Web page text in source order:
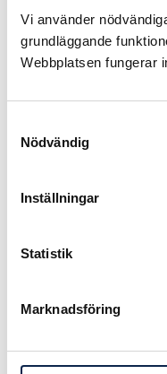
Vi använder
grundläggande
Webbplatsen fungerar
Nödvändig
Inställningar
Statistik
Marknadsföring
Svenska
att stärka
inflytande.
Här kan du
nominerat till
Publicerad: